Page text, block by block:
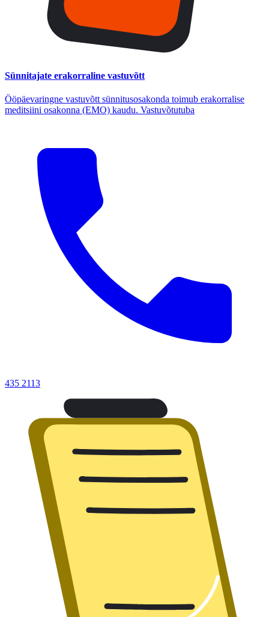
Sünnitajate erakorraline vastuvõtt
Ööpäevaringne vastuvõtt sünnitusosakonda toimub erakorralise
meditsiini osakonna (EMO) kaudu. Vastuvõtutuba
435 2113